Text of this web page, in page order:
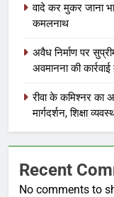
वादे कर मुकर जाना
कमलनाथ
अवैध निर्माण पर
अवमानना की
रीवा के कमिश्नर का
मार्गदर्शन, शिक्षा
Recent
No comments to